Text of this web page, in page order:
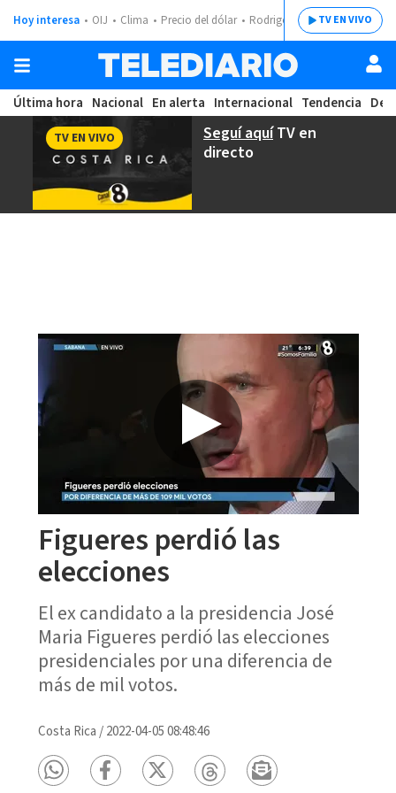
Hoy interesa OIJ Clima Precio del dólar Rodrigo ChavesTV EN VIVO
Última hora Nacional En alerta Internacional Tendencia
Seguí aquíTV en
directo
TV EN VIVO
Figueres perdió las
elecciones
El ex candidato a la presidencia José
Maria Figueres perdió las elecciones
presidenciales por una diferencia de
más de mil votos.
Costa Rica /2022-04-05 08:48:46